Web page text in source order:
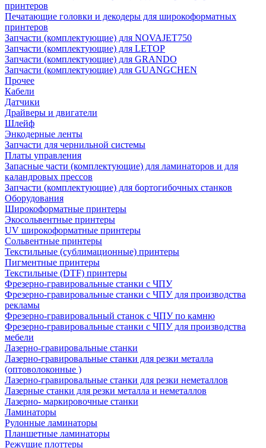
принтеров
Печатающие головки и декодеры для широкоформатных
принтеров
Запчасти (комплектующие) для NOVAJET750
Запчасти (комплектующие) для LETOP
Запчасти (комплектующие) для GRANDO
Запчасти (комплектующие) для GUANGCHEN
Прочее
Кабели
Датчики
Драйверы и двигатели
Шлейф
Энкодерные ленты
Запчасти для чернильной системы
Платы управления
Запасные части (комплектующие) для ламинаторов и для
каландровых прессов
Запчасти (комплектующие) для бортогибочных станков
Оборудования
Широкоформатные принтеры
Экосольвентные принтеры
UV широкоформатные принтеры
Сольвентные принтеры
Текстильные (сублимационные) принтеры
Пигментные принтеры
Текстильные (DTF) принтеры
Фрезерно-гравировальные станки с ЧПУ
Фрезерно-гравировальные станки с ЧПУ для производства
рекламы
Фрезерно-гравировальный станок с ЧПУ по камню
Фрезерно-гравировальные станки с ЧПУ для производства
мебели
Лазерно-гравировальные станки
Лазерно-гравировальные станки для резки металла
(оптоволоконные )
Лазерно-гравировальные станки для резки неметаллов
Лазерные станки для резки металла и неметаллов
Лазерно- маркировочные станки
Ламинаторы
Рулонные ламинаторы
Планшетные ламинаторы
Режущие плоттеры